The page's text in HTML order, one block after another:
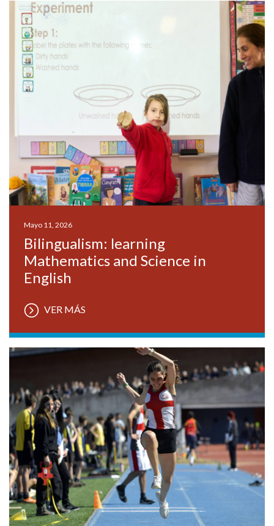
Mayo 11, 2026
Bilingualism: learning
Mathematics and Science in
English
VER MÁS